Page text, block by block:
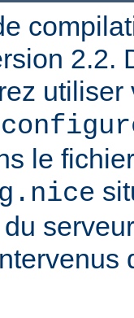
2.2.
le fichier